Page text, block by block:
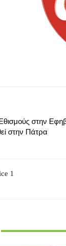
στην
1